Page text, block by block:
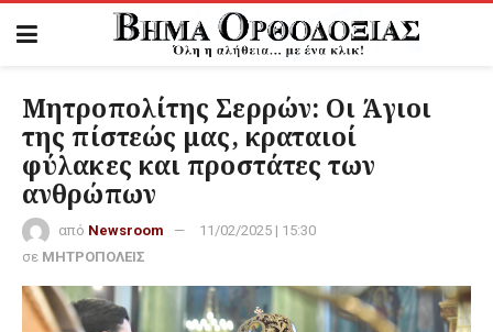
Μητροπολίτης Σερρών: Οι Άγιοι
της πίστεώς μας, κραταιοί
φύλακες και προστάτες των
ανθρώπων
από Newsroom
11/02/2025 | 15:30
σε ΜΗΤΡΟΠΟΛΕΙΣ